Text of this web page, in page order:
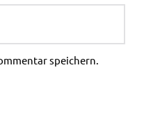
speichern.